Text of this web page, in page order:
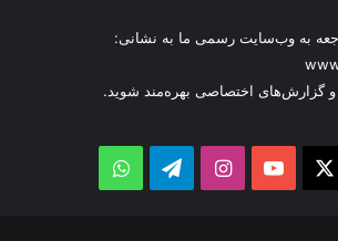
به وب‌سایت رسمی ما به نشانی:
و گزارش‌های اختصاصی بهره‌مند شوید.
YouTube
Instagram
Telegram
WhatsApp